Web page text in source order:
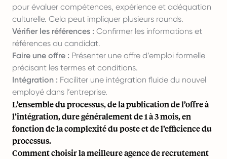
pour évaluer compétences, expérience et adéquation
culturelle. Cela peut impliquer plusieurs rounds.
Vérifier les références : Confirmer les informations et
références du candidat.
Faire une offre : Présenter une offre d’emploi formelle
précisant les termes et conditions.
Intégration : Faciliter une intégration fluide du nouvel
employé dans l’entreprise.
L’ensemble du processus, de la publication de l’offre à
l’intégration, dure généralement de 1 à 3 mois, en
fonction de la complexité du poste et de l’efficience du
processus.
Comment choisir la meilleure agence de recrutement